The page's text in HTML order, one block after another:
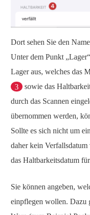
Dort sehen Sie den
Unter dem Punkt „Lager“
Lager aus, welches das
3
sowie das
durch das Scannen
übernommen werden,
Sollte es sich nicht um
daher kein
das Haltbarkeitsdatum
Sie können angeben,
einpflegen wollen. Dazu